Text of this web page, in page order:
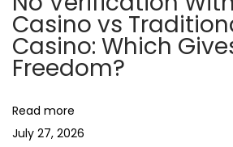
a
v
i
o
s
t
e
z
a
u
p
Casino vs
Casino: Which
Freedom?
Read more
July 27, 2026